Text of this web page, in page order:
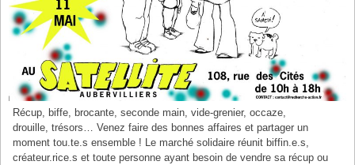
Récup, biffe, brocante, seconde main, vide-grenier, occaze,
drouille, trésors… Venez faire des bonnes affaires et partager un
moment tou.te.s ensemble ! Le marché solidaire réunit biffin.e.s,
créateur.rice.s et toute personne ayant besoin de vendre sa récup ou